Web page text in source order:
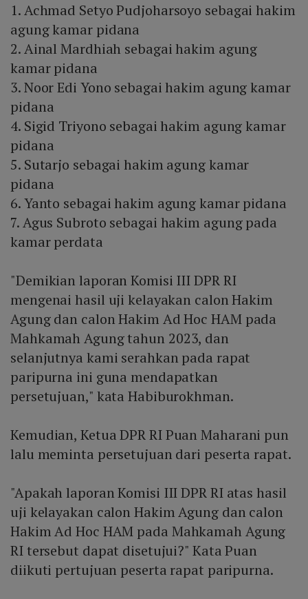
1. Achmad Setyo Pudjoharsoyo sebagai hakim
agung kamar pidana
2. Ainal Mardhiah sebagai hakim agung
kamar pidana
3. Noor Edi Yono sebagai hakim agung kamar
pidana
4. Sigid Triyono sebagai hakim agung kamar
pidana
5. Sutarjo sebagai hakim agung kamar
pidana
6. Yanto sebagai hakim agung kamar pidana
7. Agus Subroto sebagai hakim agung pada
kamar perdata
"Demikian laporan Komisi III DPR RI
mengenai hasil uji kelayakan calon Hakim
Agung dan calon Hakim Ad Hoc HAM pada
Mahkamah Agung tahun 2023, dan
selanjutnya kami serahkan pada rapat
paripurna ini guna mendapatkan
persetujuan," kata Habiburokhman.
Kemudian, Ketua DPR RI Puan Maharani pun
lalu meminta persetujuan dari peserta rapat.
"Apakah laporan Komisi III DPR RI atas hasil
uji kelayakan calon Hakim Agung dan calon
Hakim Ad Hoc HAM pada Mahkamah Agung
RI tersebut dapat disetujui?" Kata Puan
diikuti pertujuan peserta rapat paripurna.